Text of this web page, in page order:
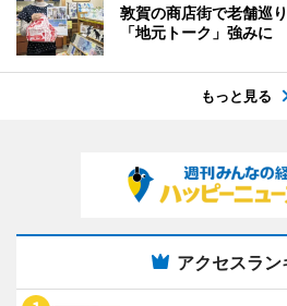
敦賀の商店街で老舗巡
「地元トーク」強みに
もっと見る
アクセスラン